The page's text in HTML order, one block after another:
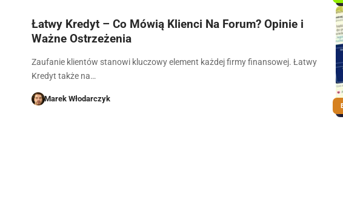
Łatwy Kredyt – Co Mówią Klienci Na Forum? Opinie i
Ważne Ostrzeżenia
Zaufanie klientów stanowi kluczowy element każdej firmy finansowej. Łatwy
Kredyt także na…
Marek Włodarczyk